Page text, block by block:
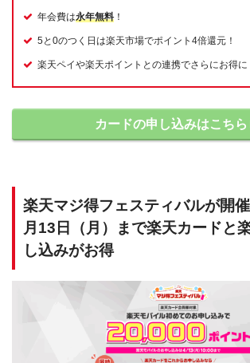
年会費は永年無料 ！
5と0のつく日は楽天市場でポイント4倍還元！
楽天ペイや楽天ポイントとの連携でさらにお得に
カードの申し込みはこちら
楽天マジ得フェスティバルが開
月13日（月）まで楽天カードと
し込みがお得